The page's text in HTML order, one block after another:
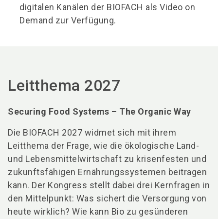
digitalen Kanälen der BIOFACH als Video on
Demand zur Verfügung.
Leitthema 2027
Securing Food Systems – The Organic Way
Die BIOFACH 2027 widmet sich mit ihrem
Leitthema der Frage, wie die ökologische Land-
und Lebensmittelwirtschaft zu krisenfesten und
zukunftsfähigen Ernährungssystemen beitragen
kann. Der Kongress stellt dabei drei Kernfragen in
den Mittelpunkt: Was sichert die Versorgung von
heute wirklich? Wie kann Bio zu gesünderen